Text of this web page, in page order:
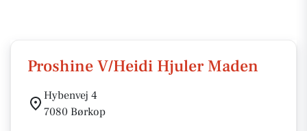
Proshine V/Heidi Hjuler Maden
Hybenvej 4
7080 Børkop